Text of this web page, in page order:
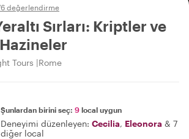
değerlendirme
Sırları: Kriptler ve
Tours Rome
Şunlardan birini seç: 9 local uygun
Deneyimi düzenleyen: Cecilia, Eleonora & 7
diğer local